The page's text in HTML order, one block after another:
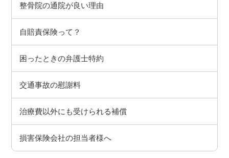
整骨院の通院が良い理由
自賠責保険って？
困ったときの弁護士特約
交通事故の慰謝料
治療費以外にも受けられる補償
損害保険会社の担当者様へ